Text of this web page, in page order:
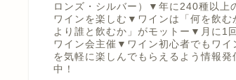
ロンズ・シルバー）▼年に240種以上
ワインを楽しむ▼ワインは「何を飲む
より誰と飲むか」がモットー▼月に1
ワイン会主催▼ワイン初心者でもワイ
を気軽に楽しんでもらえるよう情報発
中！